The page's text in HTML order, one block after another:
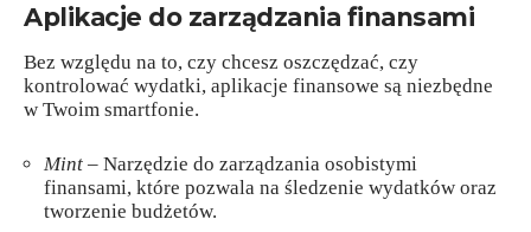
Aplikacje do zarządzania finansami
Bez względu na to, czy chcesz oszczędzać, czy
kontrolować wydatki, aplikacje finansowe są niezbędne
w Twoim smartfonie.
Mint – Narzędzie do zarządzania osobistymi
finansami, które pozwala na śledzenie wydatków oraz
tworzenie budżetów.